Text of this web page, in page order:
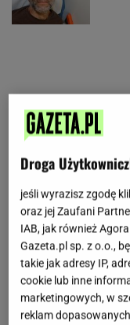
Droga
jeśli wyrazisz zgodę
oraz jej Zaufani
IAB, jak również
Gazeta.pl sp. z o.o.,
takie jak adresy IP,
cookie lub inne
marketingowych, w
reklam